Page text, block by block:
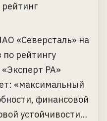
рейтинг
«Северсталь» на
по рейтингу
РА»
«максимальный
финансовой
устойчивости…